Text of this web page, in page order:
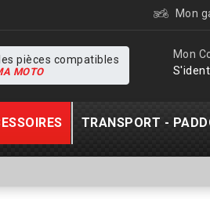
Mon
Mon
pièces compatibles
MOTO
TRANSPORT -